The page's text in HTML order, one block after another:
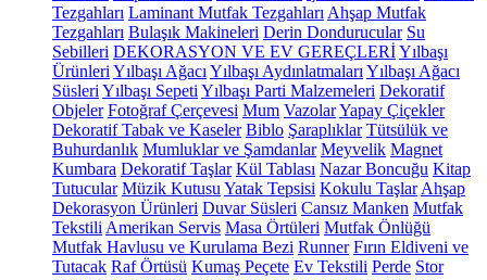
Tezgahları Laminant Mutfak Tezgahları Ahşap Mutfak
Tezgahları Bulaşık Makineleri Derin Dondurucular Su
Sebilleri DEKORASYON VE EV GEREÇLERİYılbaşı
Ürünleri Yılbaşı Ağacı Yılbaşı Aydınlatmaları Yılbaşı Ağacı
Süsleri Yılbaşı Sepeti Yılbaşı Parti Malzemeleri Dekoratif
Objeler Fotoğraf Çerçevesi Mum VazolarYapay Çiçekler
Dekoratif Tabak ve Kaseler Biblo Şaraplıklar Tütsülük ve
Buhurdanlık Mumluklar ve Şamdanlar Meyvelik Magnet
Kumbara Dekoratif Taşlar Kül Tablası Nazar Boncuğu Kitap
Tutucular Müzik Kutusu Yatak Tepsisi Kokulu Taşlar Ahşap
Dekorasyon Ürünleri Duvar Süsleri Cansız Manken Mutfak
Tekstili Amerikan Servis Masa Örtüleri Mutfak Önlüğü
Mutfak Havlusu ve Kurulama Bezi Runner Fırın Eldiveni ve
Tutacak Raf Örtüsü Kumaş Peçete Ev Tekstili Perde Stor